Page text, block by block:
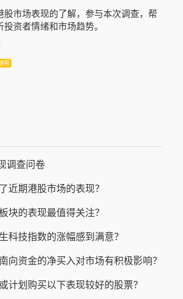
股市场表现的了解，参与本次调查，帮
资者情绪和市场趋势。
用
调查问卷
近期港股市场的表现？
块的表现最值得关注？
科技指数的涨幅感到满意？
向资金的净买入对市场有积极影响？
计划购买以下表现较好的股票？